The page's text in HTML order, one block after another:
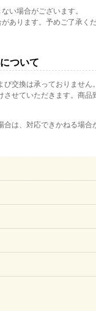
い場合がございます。
あります。予めご了承くだ
ついて
交換は承っておりません
せていただきます。商品
は、対応できかねる場合